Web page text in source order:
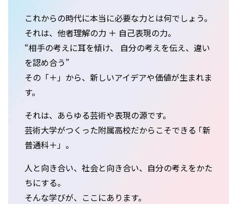
これからの時代に本当に必要な力とは何でしょう。
それは、他者理解の力 ＋ 自己表現の力。
“相手の考えに耳を傾け、 自分の考えを伝え、違い
を認め合う”
その「＋」から、新しいアイデアや価値が生まれま
す。
それは、あらゆる芸術や表現の源です。
芸術大学がつくった附属高校だからこそできる ｢新
普通科＋」。
人と向き合い、社会と向き合い、自分の考えをかた
ちにする。
そんな学びが、ここにあります。